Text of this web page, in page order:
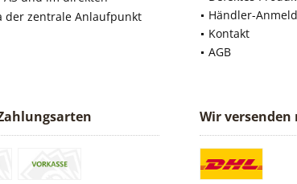
der zentrale Anlaufpunkt
Händler-
Kontakt
AGB
Wir versenden